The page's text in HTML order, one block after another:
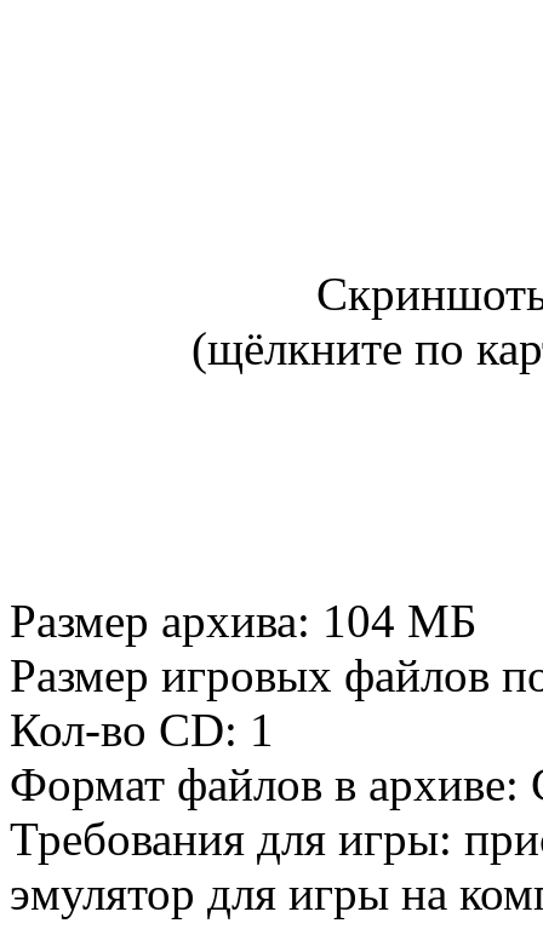
(щёлкните по
Размер архива: 104 МБ
Размер игровых файлов
Кол-во CD: 1
Формат файлов в архиве:
Требования для игры:
эмулятор для игры на